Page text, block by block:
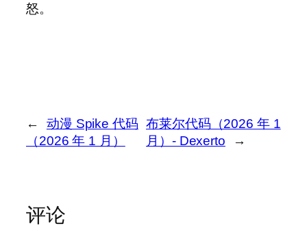
怒。
←
动漫 Spike 代码
（2026 年 1 月）
布莱尔代码（2026 年 1
月）- Dexerto
→
评论